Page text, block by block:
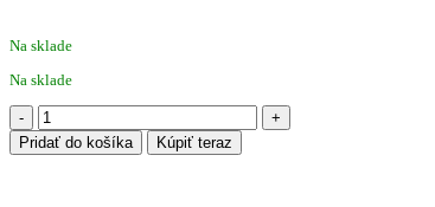
Na sklade
Na sklade
množstvo
VARTA
LONGLIFE
Pridať do košíka Kúpiť teraz